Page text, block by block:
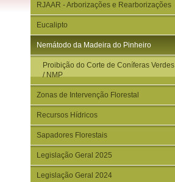
RJAAR - Arborizações e Rearborizações
Eucalipto
Nemátodo da Madeira do Pinheiro
Proibição do Corte de Coníferas Verdes
/ NMP
Zonas de Intervenção Florestal
Recursos Hídricos
Sapadores Florestais
Legislação Geral 2025
Legislação Geral 2024